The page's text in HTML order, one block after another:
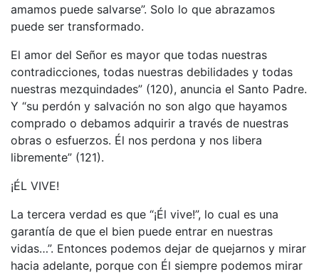
amamos puede salvarse”. Solo lo que abrazamos
puede ser transformado.
El amor del Señor es mayor que todas nuestras
contradicciones, todas nuestras debilidades y todas
nuestras mezquindades” (120), anuncia el Santo Padre.
Y “su perdón y salvación no son algo que hayamos
comprado o debamos adquirir a través de nuestras
obras o esfuerzos. Él nos perdona y nos libera
libremente” (121).
¡ÉL VIVE!
La tercera verdad es que “¡Él vive!”, lo cual es una
garantía de que el bien puede entrar en nuestras
vidas…”. Entonces podemos dejar de quejarnos y mirar
hacia adelante, porque con Él siempre podemos mirar